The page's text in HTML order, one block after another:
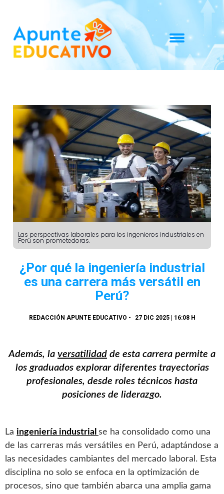
Las perspectivas laborales para los ingenieros industriales en
Perú son prometedoras.
¿Por qué la ingeniería industrial
es una carrera más versátil en
Perú?
REDACCIÓN APUNTE EDUCATIVO - 27 DIC 2025 | 16:08 H
Además, la versatilidad de esta carrera permite a
los graduados explorar diferentes trayectorias
profesionales, desde roles técnicos hasta
posiciones de liderazgo.
La ingeniería industrial se ha consolidado como una
de las carreras más versátiles en Perú, adaptándose a
las necesidades cambiantes del mercado laboral. Esta
disciplina no solo se enfoca en la optimización de
procesos, sino que también abarca una amplia gama